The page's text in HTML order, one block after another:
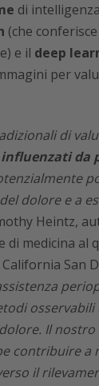
di
(che
e il deep
per
di
influenzati da
dolore e a
Heintz,
di medicina al
San
Il
contribuire a
il